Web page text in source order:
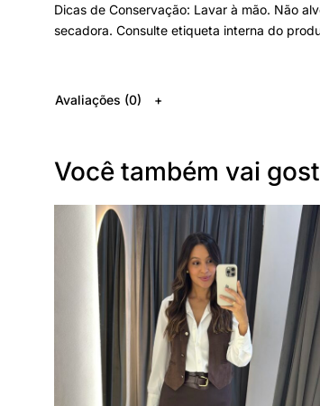
Dicas de Conservação: Lavar à mão. Não
secadora. Consulte etiqueta interna do
Avaliações (0)
Você também vai